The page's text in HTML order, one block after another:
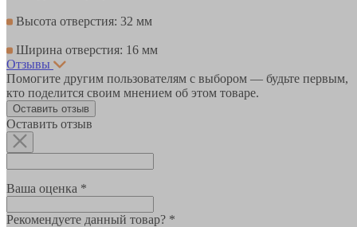
Высота отверстия: 32 мм
Ширина отверстия: 16 мм
Отзывы
Помогите другим пользователям с выбором — будьте первым,
кто поделится своим мнением об этом товаре.
Оставить отзыв
Оставить отзыв
Ваша оценка *
Рекомендуете данный товар? *